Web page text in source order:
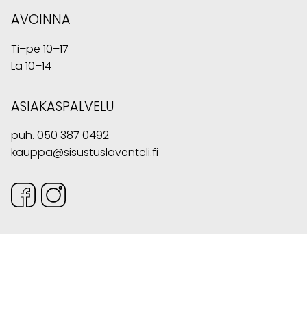
AVOINNA
Ti–pe 10–17
La 10–14
ASIAKASPALVELU
puh. 050 387 0492
kauppa@sisustuslaventeli.fi